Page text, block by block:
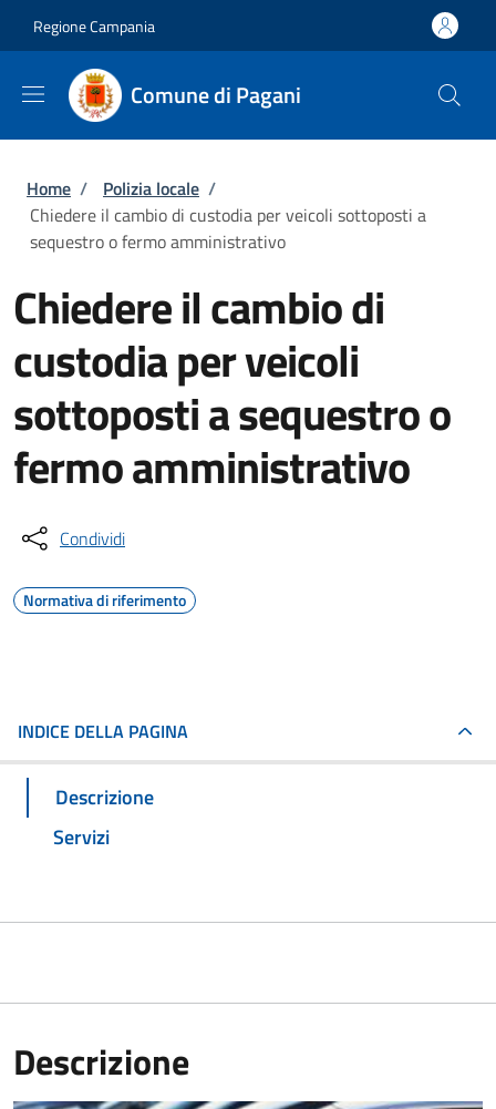
Regione Campania
Comune di Pagani
Briciole di pane
Home / Polizia locale /
Chiedere il cambio di custodia per veicoli sottoposti a
sequestro o fermo amministrativo
Chiedere il cambio di
custodia per veicoli
sottoposti a sequestro o
fermo amministrativo
Condividi
Normativa di riferimento
INDICE DELLA PAGINA
Descrizione
Servizi
Descrizione